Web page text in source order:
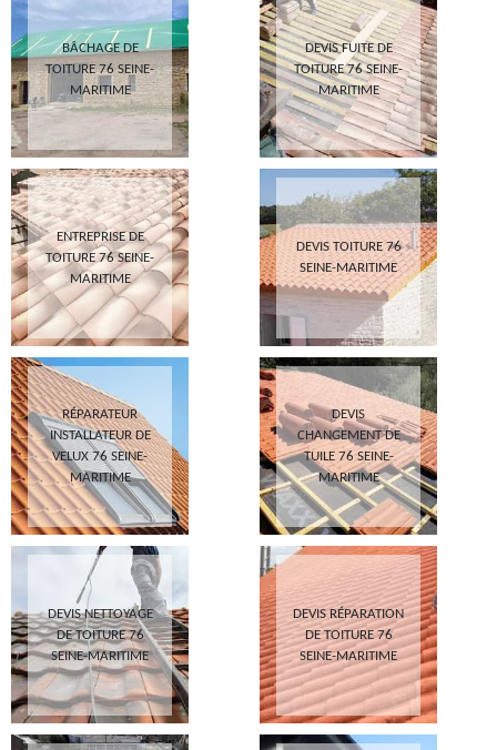
BÂCHAGE DE
TOITURE 76 SEINE-
MARITIME
DEVIS FUITE DE
TOITURE 76 SEINE-
MARITIME
ENTREPRISE DE
TOITURE 76 SEINE-
MARITIME
DEVIS TOITURE 76
SEINE-MARITIME
RÉPARATEUR
INSTALLATEUR DE
VELUX 76 SEINE-
MARITIME
DEVIS
CHANGEMENT DE
TUILE 76 SEINE-
MARITIME
DEVIS NETTOYAGE
DE TOITURE 76
SEINE-MARITIME
DEVIS RÉPARATION
DE TOITURE 76
SEINE-MARITIME